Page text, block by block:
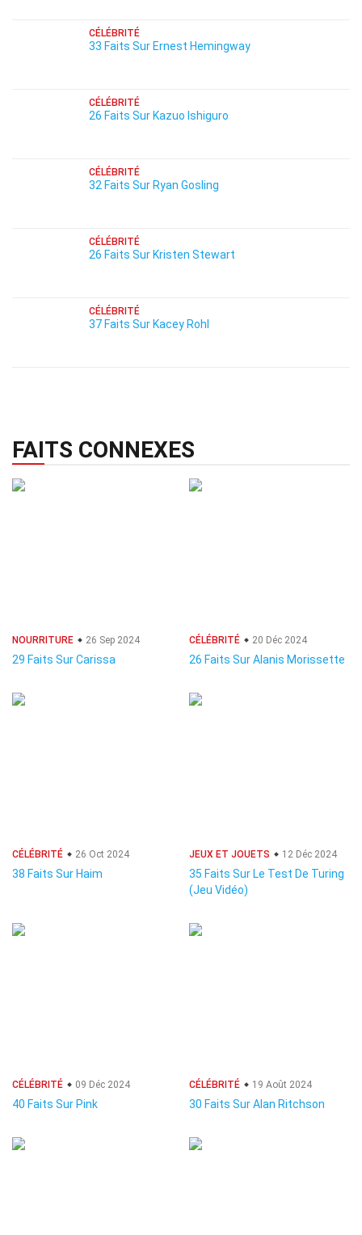
CÉLÉBRITÉ
33 Faits Sur Ernest Hemingway
CÉLÉBRITÉ
26 Faits Sur Kazuo Ishiguro
CÉLÉBRITÉ
32 Faits Sur Ryan Gosling
CÉLÉBRITÉ
26 Faits Sur Kristen Stewart
CÉLÉBRITÉ
37 Faits Sur Kacey Rohl
FAITS CONNEXES
NOURRITURE 26 Sep 2024
29 Faits Sur Carissa
CÉLÉBRITÉ 20 Déc 2024
26 Faits Sur Alanis Morissette
CÉLÉBRITÉ 26 Oct 2024
38 Faits Sur Haim
JEUX ET JOUETS 12 Déc 2024
35 Faits Sur Le Test De Turing
(Jeu Vidéo)
CÉLÉBRITÉ 09 Déc 2024
40 Faits Sur Pink
CÉLÉBRITÉ 19 Août 2024
30 Faits Sur Alan Ritchson